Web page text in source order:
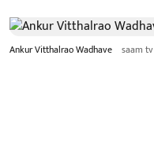
Ankur Vitthalrao Wadhave saam tv